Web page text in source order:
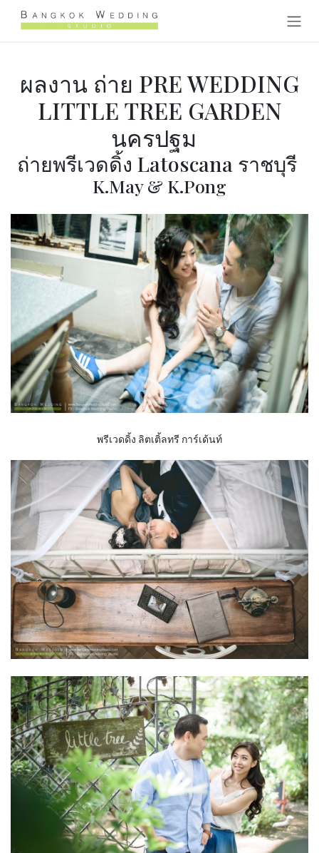
Skip to Content
ผลงาน ถ่าย PRE WEDDING
LITTLE TREE GARDEN
นครปฐม
ถ่ายพรีเวดดิ้ง Latoscana ราชบุรี
K.May & K.Pong
พรีเวดดิ้ง ลิตเติ้ลทรี การ์เด้นท์